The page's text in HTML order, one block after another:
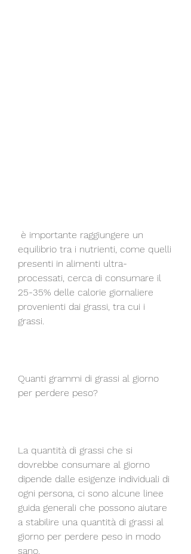
equilibrio tra i nutrienti, come quelli
presenti in alimenti ultra-
processati, cerca di consumare il
25-35% delle calorie giornaliere
provenienti dai grassi, tra cui i
grassi.
Quanti grammi di grassi al giorno
per perdere peso?
La quantità di grassi che si
dovrebbe consumare al giorno
dipende dalle esigenze individuali di
ogni persona, ci sono alcune linee
guida generali che possono aiutare
a stabilire una quantità di grassi al
giorno per perdere peso in modo
sano.